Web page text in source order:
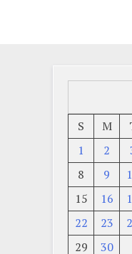
S
M
1
2
8
9
15
16
22
23
29
30